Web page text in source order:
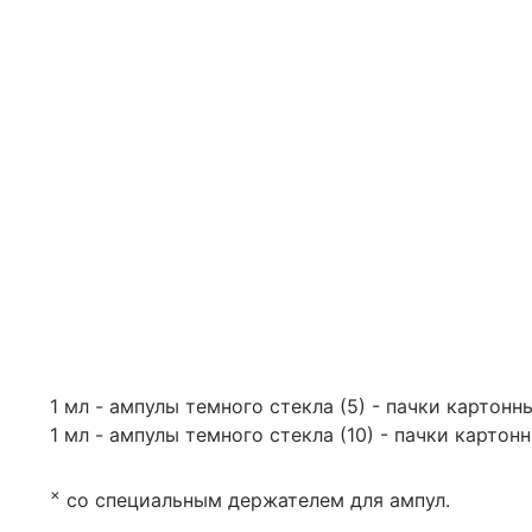
1 мл - ампулы темного стекла (5) - пачки
1 мл - ампулы темного стекла (10) - пачки
× со специальным держателем для ампул.